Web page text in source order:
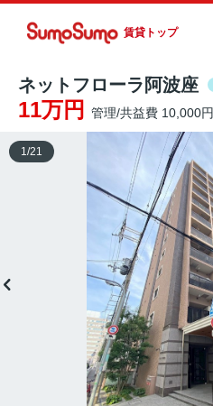
賃貸トップ
ネットフローラ阿波座
11万円 管理/共益費 10,000円
1 /21